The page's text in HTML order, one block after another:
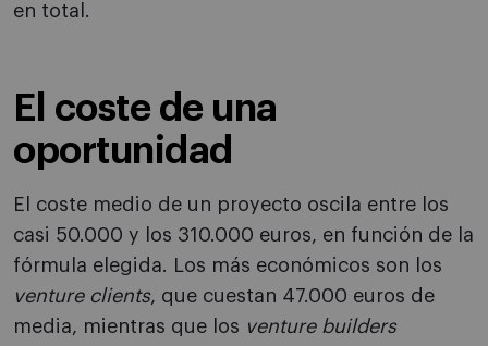
en total.
El coste de una
oportunidad
El coste medio de un proyecto oscila entre los
casi 50.000 y los 310.000 euros, en función de la
fórmula elegida. Los más económicos son los
venture clients, que cuestan 47.000 euros de
media, mientras que los venture builders